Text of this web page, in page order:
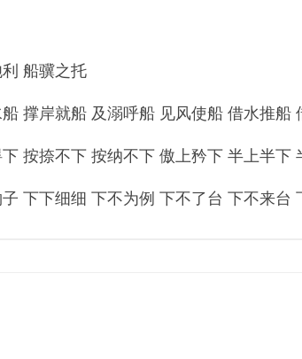
船骥之托
岸就船 及溺呼船 见风使船 借水推船
捺不下 按纳不下 傲上矜下 半上半下
下细细 下不为例 下不了台 下不来台